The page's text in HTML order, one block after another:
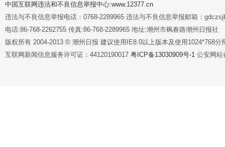
中国互联网违法和不良信息举报中心:www.12377.cn
违法与不良信息举报电话：0768-2289965 违法与不良信息举报邮箱：
电话:86-768-2262755 传真:86-768-2289965 地址:潮州市枫春路潮州日报社
版权所有 2004-2013 © 潮州日报 建议使用IE8.0以上版本及使用1024*768分
互联网新闻信息服务许可证：44120190017 粤ICP备13030909号-1 公安网站